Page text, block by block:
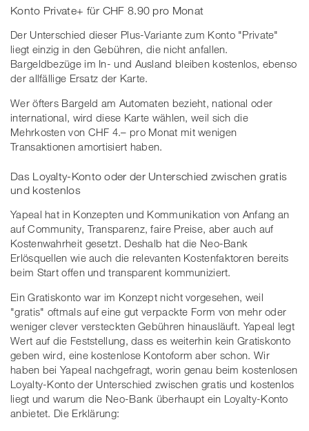
Konto Private+ für CHF 8.90 pro Monat
Der Unterschied dieser Plus-Variante zum Konto "Private"
liegt einzig in den Gebühren, die nicht anfallen.
Bargeldbezüge im In- und Ausland bleiben kostenlos, ebenso
der allfällige Ersatz der Karte.
Wer öfters Bargeld am Automaten bezieht, national oder
international, wird diese Karte wählen, weil sich die
Mehrkosten von CHF 4.– pro Monat mit wenigen
Transaktionen amortisiert haben.
Das Loyalty-Konto oder der Unterschied zwischen gratis
und kostenlos
Yapeal hat in Konzepten und Kommunikation von Anfang an
auf Community, Transparenz, faire Preise, aber auch auf
Kostenwahrheit gesetzt. Deshalb hat die Neo-Bank
Erlösquellen wie auch die relevanten Kostenfaktoren bereits
beim Start offen und transparent kommuniziert.
Ein Gratiskonto war im Konzept nicht vorgesehen, weil
"gratis" oftmals auf eine gut verpackte Form von mehr oder
weniger clever versteckten Gebühren hinausläuft. Yapeal legt
Wert auf die Feststellung, dass es weiterhin kein Gratiskonto
geben wird, eine kostenlose Kontoform aber schon. Wir
haben bei Yapeal nachgefragt, worin genau beim kostenlosen
Loyalty-Konto der Unterschied zwischen gratis und kostenlos
liegt und warum die Neo-Bank überhaupt ein Loyalty-Konto
anbietet. Die Erklärung: